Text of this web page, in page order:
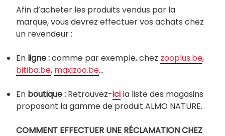
Afin d’acheter les produits vendus par la
marque, vous devrez effectuer vos achats chez
un revendeur :
En ligne :comme par exemple, chez zooplus.be,
bitiba.be, maxizoo.be…
En boutique : Retrouvez-ici la liste des magasins
proposant la gamme de produit ALMO NATURE.
COMMENT EFFECTUER UNE RÉCLAMATION CHEZ